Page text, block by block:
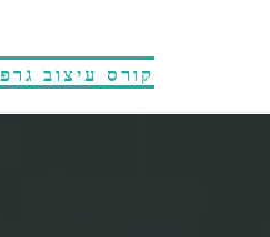
קורס עיצוב